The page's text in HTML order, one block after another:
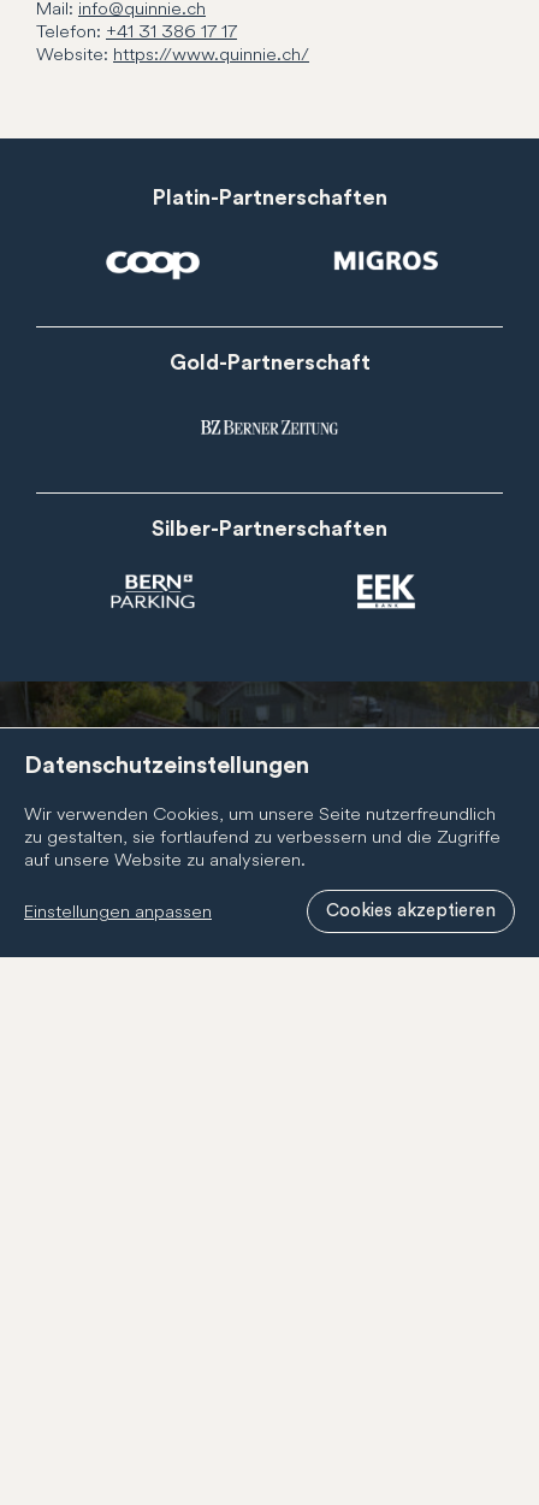
Datenschutzeinstellungen
Wir verwenden Cookies, um unsere Seite nutzerfreundlich
zu gestalten, sie fortlaufend zu verbessern und die Zugriffe
auf unsere Website zu analysieren.
Einstellungen anpassen Cookies akzeptieren
Mail: info@quinnie.ch
Telefon: +41 31 386 17 17
Website: https://www.quinnie.ch/
Platin-Partnerschaften
Gold-Partnerschaft
Silber-Partnerschaften
Newsletter
Abonnieren Sie den BernCity Newsletter, um nichts zu
verpassen! Wir informieren Sie regelmässig über
Neuigkeiten zur BernCity Geschenkcard, unseren
Mitgliedern und unserer Tätigkeit.